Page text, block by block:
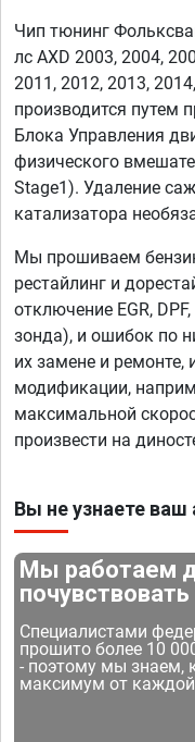
Чип тюнинг
лс AXD 2003, 2004,
2011, 2012, 2013,
производится путем
Блока Управления
физического
Stage1). Удаление
катализатора
Мы прошиваем
рестайлинг и
отключение EGR,
зонда), и ошибок по
их замене и ремонте,
модификации,
максимальной
произвести на
Вы не узнаете
Мы работаем
почувствовать
Специалистами
прошито более 10
- поэтому мы знаем,
максимум от